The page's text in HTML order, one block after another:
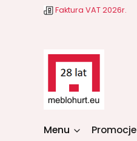
Faktura VAT 2026r.
Menu Promocje